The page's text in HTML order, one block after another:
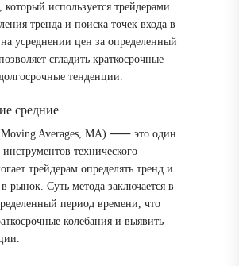
который используется трейдерами
тренда и поиска точек входа в
усреднении цен за определенный
сгладить краткосрочные
тенденции.
средние
Averages, MA) ⸺ это один
технического
трейдерам определять тренд и
рынок. Суть метода заключается в
период времени, что
колебания и выявить